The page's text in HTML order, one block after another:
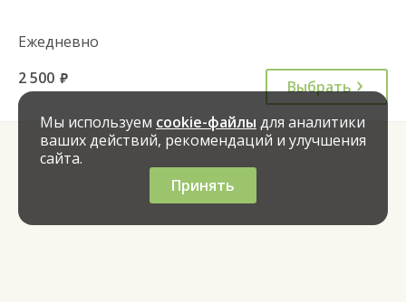
Ежедневно
2 500 руб.
Выбрать
Мы используем cookie-файлы для аналитики
ваших действий, рекомендаций и улучшения
сайта.
Принять